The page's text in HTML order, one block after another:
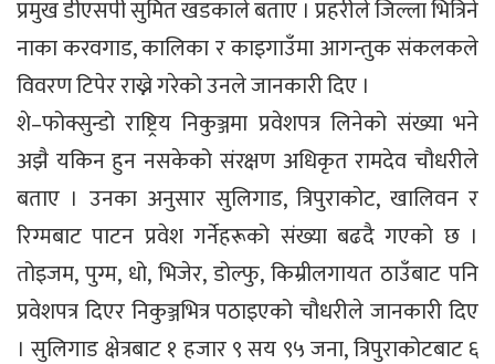
प्रमुख डीएसपी सुमित खडकाले बताए । प्रहरीले जिल्ला भित्रिने
नाका करवगाड, कालिका र काइगाउँमा आगन्तुक संकलकले
विवरण टिपेर राख्ने गरेको उनले जानकारी दिए ।
शे–फोक्सुन्डो राष्ट्रिय निकुञ्जमा प्रवेशपत्र लिनेको संख्या भने
अझै यकिन हुन नसकेको संरक्षण अधिकृत रामदेव चौधरीले
बताए । उनका अनुसार सुलिगाड, त्रिपुराकोट, खालिवन र
रिग्मबाट पाटन प्रवेश गर्नेहरूको संख्या बढदै गएको छ ।
तोइजम, पुग्म, धो, भिजेर, डोल्फु, किम्रीलगायत ठाउँबाट पनि
प्रवेशपत्र दिएर निकुञ्जभित्र पठाइएको चौधरीले जानकारी दिए
। सुलिगाड क्षेत्रबाट १ हजार ९ सय ९५ जना, त्रिपुराकोटबाट ६